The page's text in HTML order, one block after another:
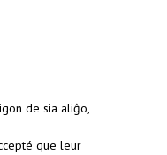
de sia aliĝo,
que leur